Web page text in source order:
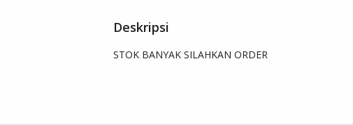
Deskripsi
STOK BANYAK SILAHKAN ORDER